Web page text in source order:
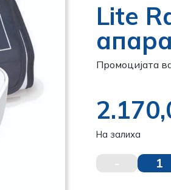
Lite
Промоцијата
На залиха
- 1